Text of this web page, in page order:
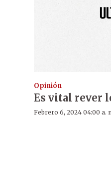
Opinión
Es vital rever
Febrero 6, 2024 04:00 a.